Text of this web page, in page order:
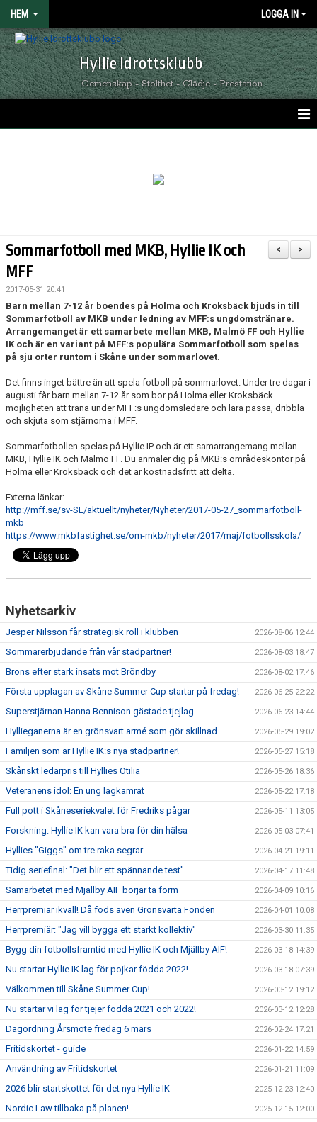
HEM LOGGA IN
Hyllie Idrottsklubb
Gemenskap - Stolthet - Glädje - Prestation
OM HYLLIE IK
KIOSKEN
SPONSORER
HYLLIEDAGEN
FÖR BESÖKARE
MEDLEMSKAP
>
<
Sommarfotboll med MKB, Hyllie IK och
MFF
2017-05-31 20:41
Barn mellan 7-12 år boendes på Holma och Kroksbäck bjuds in till
Sommarfotboll av MKB under ledning av MFF:s ungdomstränare.
Arrangemanget är ett samarbete mellan MKB, Malmö FF och Hyllie
IK och är en variant på MFF:s populära Sommarfotboll som spelas
på sju orter runtom i Skåne under sommarlovet.
Det finns inget bättre än att spela fotboll på sommarlovet. Under tre dagar i
augusti får barn mellan 7-12 år som bor på Holma eller Kroksbäck
möjligheten att träna under MFF:s ungdomsledare och lära passa, dribbla
och skjuta som stjärnorna i MFF.
Sommarfotbollen spelas på Hyllie IP och är ett samarrangemang mellan
MKB, Hyllie IK och Malmö FF. Du anmäler dig på MKB:s områdeskontor på
Holma eller Kroksbäck och det är kostnadsfritt att delta.
Externa länkar:
http://mff.se/sv-SE/aktuellt/nyheter/Nyheter/2017-05-27_sommarfotboll-
mkb
https://www.mkbfastighet.se/om-mkb/nyheter/2017/maj/fotbollsskola/
Nyhetsarkiv
Jesper Nilsson får strategisk roll i klubben 2026-08-06 12:44
Sommarerbjudande från vår städpartner! 2026-08-03 18:47
Brons efter stark insats mot Bröndby 2026-08-02 17:46
Första upplagan av Skåne Summer Cup startar på fredag! 2026-06-25 22:22
Superstjärnan Hanna Bennison gästade tjejlag 2026-06-23 14:44
Hyllieganerna är en grönsvart armé som gör skillnad 2026-05-29 19:02
Familjen som är Hyllie IK:s nya städpartner! 2026-05-27 15:18
Skånskt ledarpris till Hyllies Otilia 2026-05-26 18:36
Veteranens idol: En ung lagkamrat 2026-05-22 17:18
Full pott i Skåneseriekvalet för Fredriks pågar 2026-05-11 13:05
Forskning: Hyllie IK kan vara bra för din hälsa 2026-05-03 07:41
Hyllies "Giggs" om tre raka segrar 2026-04-21 19:11
Tidig seriefinal: "Det blir ett spännande test" 2026-04-17 11:48
Samarbetet med Mjällby AIF börjar ta form 2026-04-09 10:16
Herrpremiär ikväll! Då föds även Grönsvarta Fonden 2026-04-01 10:08
Herrpremiär: "Jag vill bygga ett starkt kollektiv" 2026-03-30 11:35
Bygg din fotbollsframtid med Hyllie IK och Mjällby AIF! 2026-03-18 14:39
Nu startar Hyllie IK lag för pojkar födda 2022! 2026-03-18 07:39
Välkommen till Skåne Summer Cup! 2026-03-12 19:12
Nu startar vi lag för tjejer födda 2021 och 2022! 2026-03-12 12:28
Dagordning Årsmöte fredag 6 mars 2026-02-24 17:21
Fritidskortet - guide 2026-01-22 14:59
Användning av Fritidskortet 2026-01-21 11:09
2026 blir startskottet för det nya Hyllie IK 2025-12-23 12:40
Nordic Law tillbaka på planen! 2025-12-15 12:00